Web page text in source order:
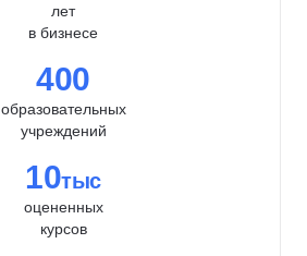
лет
в бизнесе
400
образовательных
учреждений
10тыс
оцененных
курсов